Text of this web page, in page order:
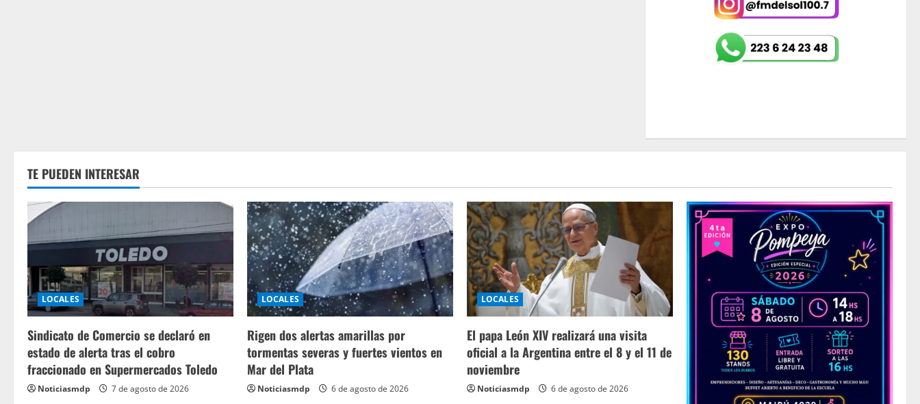
TE PUEDEN INTERESAR
LOCALES
Sindicato de Comercio se declaró en
estado de alerta tras el cobro
fraccionado en Supermercados Toledo
Noticiasmdp 7 de agosto de 2026
LOCALES
Rigen dos alertas amarillas por
tormentas severas y fuertes vientos en
Mar del Plata
Noticiasmdp 6 de agosto de 2026
LOCALES
El papa León XIV realizará una visita
oficial a la Argentina entre el 8 y el 11 de
noviembre
Noticiasmdp 6 de agosto de 2026